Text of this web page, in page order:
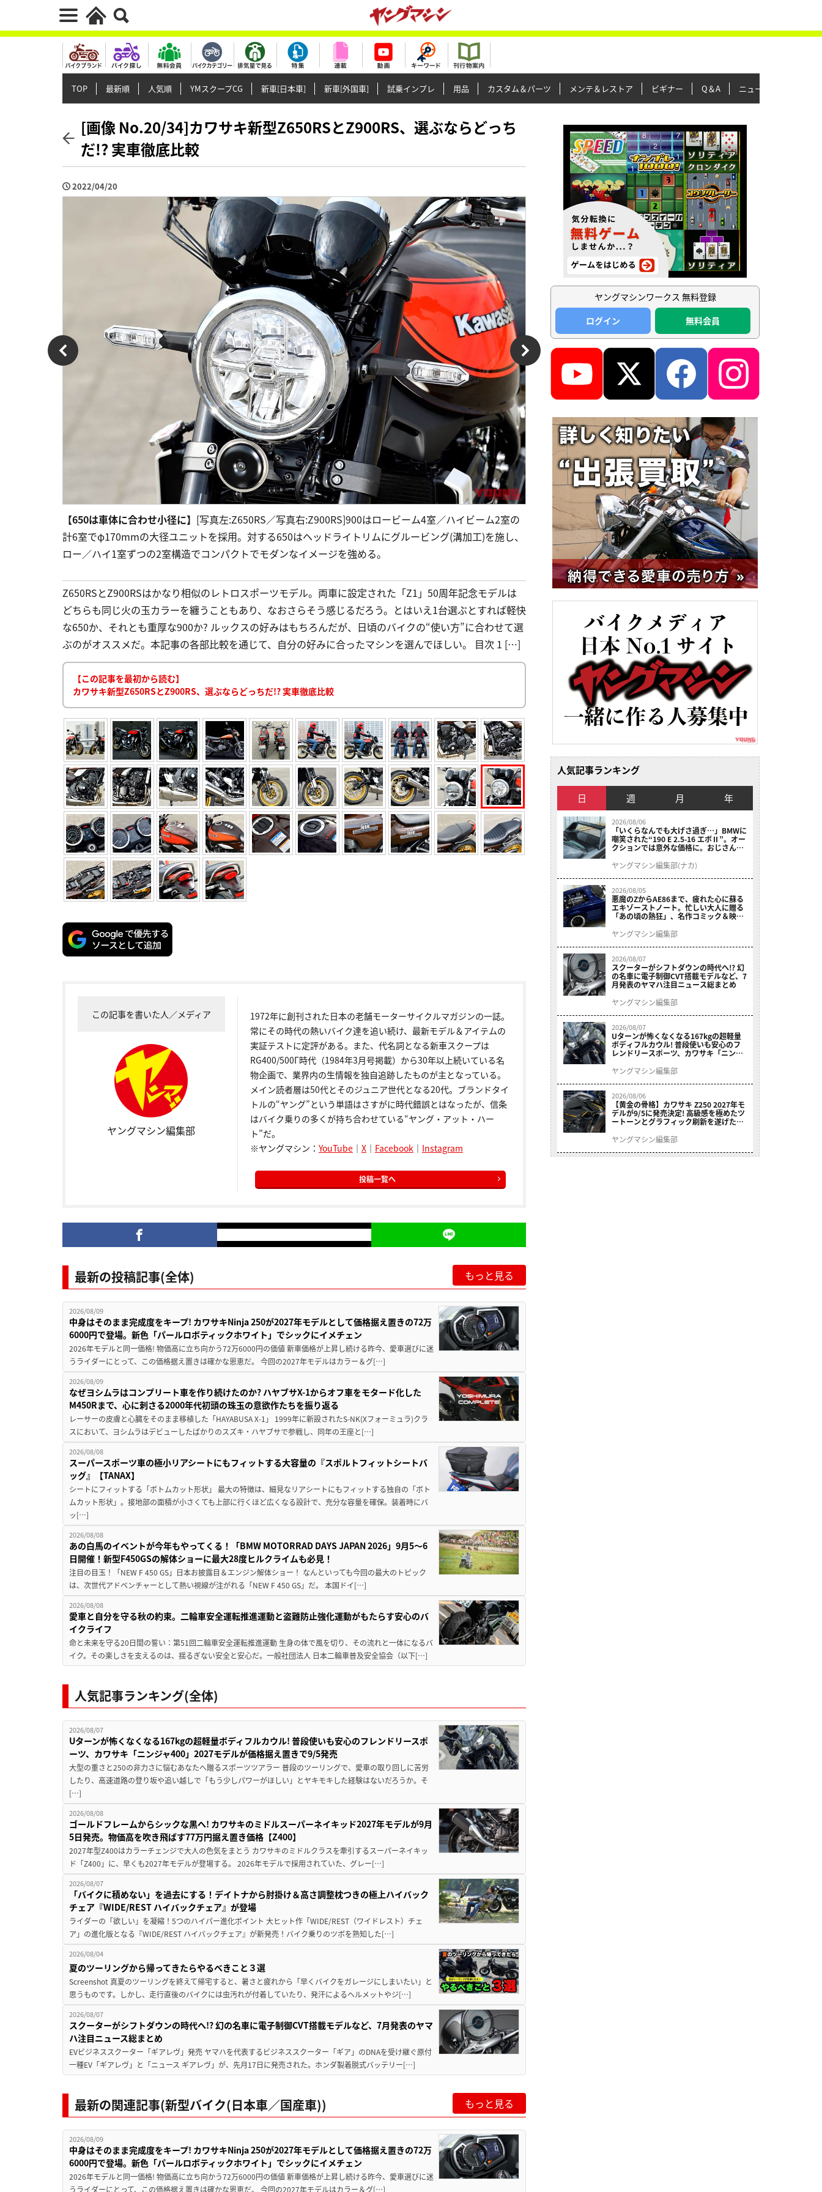
TOP 最新順 人気順 YMスクープCG 新車[日本車] 新車[外国車] 試乗インプレ 用品 カスタム＆パーツ メンテ＆レストア ビギナー Q＆A ニュース＆トピックス
[画像 No.20/34]カワサキ新型Z650RSとZ900RS、選ぶならどっち
だ!? 実車徹底比較
2022/04/20
【650は車体に合わせ小径に】 [写真左:Z650RS／写真右:Z900RS]900はロービーム4室／ハイビーム2室の
計6室でφ170mmの大径ユニットを採用。対する650はヘッドライトリムにグルービング(溝加工)を施し、
ロー／ハイ1室ずつの2室構造でコンパクトでモダンなイメージを強める。
Z650RSとZ900RSはかなり相似のレトロスポーツモデル。両車に設定された「Z1」50周年記念モデルは
どちらも同じ火の玉カラーを纏うこともあり、なおさらそう感じるだろう。とはいえ1台選ぶとすれば軽快
な650か、それとも重厚な900か? ルックスの好みはもちろんだが、日頃のバイクの“使い方”に合わせて選
ぶのがオススメだ。本記事の各部比較を通じて、自分の好みに合ったマシンを選んでほしい。 目次 1 […]
【この記事を最初から読む】
カワサキ新型Z650RSとZ900RS、選ぶならどっちだ!? 実車徹底比較
この記事を書いた人／メディア
ヤングマシン編集部
1972年に創刊された日本の老舗モーターサイクルマガジンの一誌。
常にその時代の熱いバイク達を追い続け、最新モデル＆アイテムの
実証テストに定評がある。また、代名詞となる新車スクープは
RG400/500Γ時代（1984年3月号掲載）から30年以上続いている名
物企画で、業界内の生情報を独自追跡したものが主となっている。
メイン読者層は50代とそのジュニア世代となる20代。ブランドタイ
トルの“ヤング”という単語はさすがに時代錯誤とはなったが、信条
はバイク乗りの多くが持ち合わせている“ヤング・アット・ハー
ト”だ。
※ヤングマシン： YouTube｜ X｜ Facebook｜ Instagram
投稿一覧へ
最新の投稿記事(全体) もっと見る
2026/08/09
中身はそのまま完成度をキープ! カワサキNinja 250が2027年モデルとして価格据え置きの72万
6000円で登場。新色「パールロボティックホワイト」でシックにイメチェン
2026年モデルと同一価格! 物価高に立ち向かう72万6000円の価値 新車価格が上昇し続ける昨今、愛車選びに迷
うライダーにとって、この価格据え置きは確かな恩恵だ。 今回の2027年モデルはカラー＆グ[…]
2026/08/09
なぜヨシムラはコンプリート車を作り続けたのか? ハヤブサX-1からオフ車をモタード化した
M450Rまで、心に刺さる2000年代初頭の珠玉の意欲作たちを振り返る
レーサーの皮膚と心臓をそのまま移植した「HAYABUSA X-1」 1999年に新設されたS-NK(Xフォーミュラ)クラ
スにおいて、ヨシムラはデビューしたばかりのスズキ・ハヤブサで参戦し、同年の王座と[…]
2026/08/08
スーパースポーツ車の極小リアシートにもフィットする大容量の『スポルトフィットシートバ
ッグ』【TANAX】
シートにフィットする「ボトムカット形状」 最大の特徴は、細見なリアシートにもフィットする独自の「ボト
ムカット形状」。接地部の面積が小さくても上部に行くほど広くなる設計で、充分な容量を確保。装着時にバ
ッ[…]
2026/08/08
あの白馬のイベントが今年もやってくる！「BMW MOTORRAD DAYS JAPAN 2026」9月5〜6
日開催！新型F450GSの解体ショーに最大28度ヒルクライムも必見！
注目の目玉！「NEW F 450 GS」日本お披露目＆エンジン解体ショー！ なんといっても今回の最大のトピック
は、次世代アドベンチャーとして熱い視線が注がれる「NEW F 450 GS」だ。 本国ドイ[…]
2026/08/08
愛車と自分を守る秋の約束。二輪車安全運転推進運動と盗難防止強化運動がもたらす安心のバ
イクライフ
命と未来を守る20日間の誓い：第51回二輪車安全運転推進運動 生身の体で風を切り、その流れと一体になるバ
イク。その楽しさを支えるのは、揺るぎない安全と安心だ。一般社団法人 日本二輪車普及安全協会（以下[…]
人気記事ランキング(全体)
2026/08/07
Uターンが怖くなくなる167kgの超軽量ボディフルカウル! 普段使いも安心のフレンドリースポ
ーツ、カワサキ「ニンジャ400」2027モデルが価格据え置きで9/5発売
大型の重さと250の非力さに悩むあなたへ贈るスポーツツアラー 普段のツーリングで、愛車の取り回しに苦労
したり、高速道路の登り坂や追い越しで「もう少しパワーがほしい」とヤキモキした経験はないだろうか。そ
[…]
2026/08/08
ゴールドフレームからシックな黒へ! カワサキのミドルスーパーネイキッド2027年モデルが9月
5日発売。物価高を吹き飛ばす77万円据え置き価格【Z400】
2027年型Z400はカラーチェンジで大人の色気をまとう カワサキのミドルクラスを牽引するスーパーネイキッ
ド「Z400」に、早くも2027年モデルが登場する。 2026年モデルで採用されていた、グレー[…]
2026/08/07
「バイクに積めない」を過去にする！デイトナから肘掛け＆高さ調整枕つきの極上ハイバック
チェア『WIDE/REST ハイバックチェア』が登場
ライダーの「欲しい」を凝縮！5つのハイパー進化ポイント 大ヒット作「WIDE/REST（ワイドレスト）チェ
ア」の進化版となる『WIDE/REST ハイバックチェア』が新発売！バイク乗りのツボを熟知した[…]
2026/08/04
夏のツーリングから帰ってきたらやるべきこと３選
Screenshot 真夏のツーリングを終えて帰宅すると、暑さと疲れから「早くバイクをガレージにしまいたい」と
思うものです。しかし、走行直後のバイクには虫汚れが付着していたり、発汗によるヘルメットやジ[…]
2026/08/07
スクーターがシフトダウンの時代へ!? 幻の名車に電子制御CVT搭載モデルなど、7月発表のヤマ
ハ注目ニュース総まとめ
EVビジネススクーター「ギアレヴ」発売 ヤマハを代表するビジネススクーター「ギア」のDNAを受け継ぐ原付
一種EV「ギアレヴ」と「ニュース ギアレヴ」が、先月17日に発売された。ホンダ製着脱式バッテリー[…]
最新の関連記事(新型バイク(日本車／国産車)) もっと見る
2026/08/09
中身はそのまま完成度をキープ! カワサキNinja 250が2027年モデルとして価格据え置きの72万
6000円で登場。新色「パールロボティックホワイト」でシックにイメチェン
2026年モデルと同一価格! 物価高に立ち向かう72万6000円の価値 新車価格が上昇し続ける昨今、愛車選びに迷
うライダーにとって、この価格据え置きは確かな恩恵だ。 今回の2027年モデルはカラー＆グ[…]
ヤングマシンワークス 無料登録
ログイン
無料会員
人気記事ランキング
日 週 月 年
2026/08/06
「いくらなんでも大げさ過ぎ…」BMWに
嘲笑された“190 E 2.5-16 エボⅡ”。オー
クションでは意外な価格に。おじさん達
ヤングマシン編集部(ナカ)
2026/08/05
悪魔のZからAE86まで、疲れた心に蘇る
エキゾーストノート。忙しい大人に贈る
「あの頃の熱狂」、名作コミック＆映画
結！
ヤングマシン編集部
2026/08/07
スクーターがシフトダウンの時代へ!? 幻
の名車に電子制御CVT搭載モデルなど、7
月発表のヤマハ注目ニュース総まとめ
ヤングマシン編集部
2026/08/07
Uターンが怖くなくなる167kgの超軽量
ボディフルカウル! 普段使いも安心のフ
レンドリースポーツ、カワサキ「ニンジ
9/5発売
ヤングマシン編集部
2026/08/06
【黄金の骨格】カワサキ Z250 2027年モ
デルが9/5に発売決定! 高級感を極めたツ
ートーンとグラフィック刷新を遂げた本
ヤングマシン編集部